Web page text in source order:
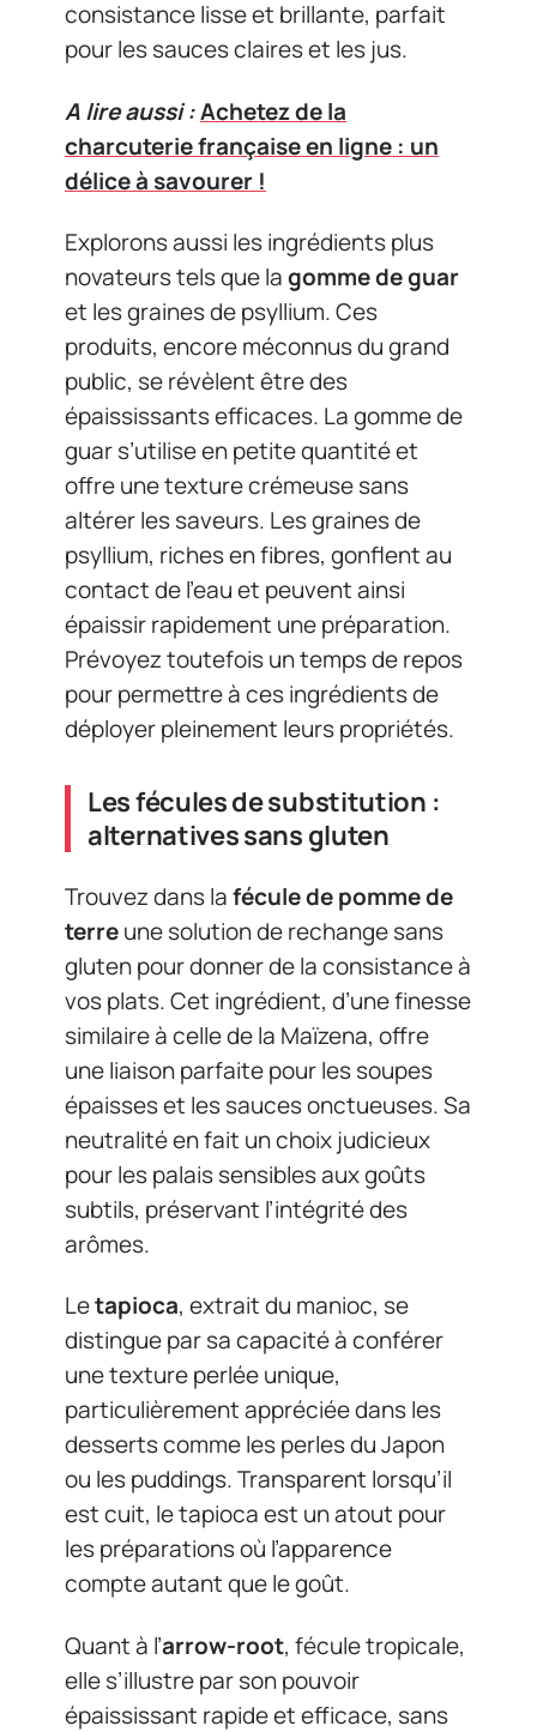
consistance lisse et brillante, parfait
pour les sauces claires et les jus.
A lire aussi :Achetez de la
charcuterie française en ligne : un
délice à savourer !
Explorons aussi les ingrédients plus
novateurs tels que lagomme de guar
et les graines de psyllium. Ces
produits, encore méconnus du grand
public, se révèlent être des
épaississants efficaces. La gomme de
guar s’utilise en petite quantité et
offre une texture crémeuse sans
altérer les saveurs. Les graines de
psyllium, riches en fibres, gonflent au
contact de l’eau et peuvent ainsi
épaissir rapidement une préparation.
Prévoyez toutefois un temps de repos
pour permettre à ces ingrédients de
déployer pleinement leurs propriétés.
Les fécules de substitution :
alternatives sans gluten
Trouvez dans lafécule de pomme de
terreune solution de rechange sans
gluten pour donner de la consistance à
vos plats. Cet ingrédient, d’une finesse
similaire à celle de la Maïzena, offre
une liaison parfaite pour les soupes
épaisses et les sauces onctueuses. Sa
neutralité en fait un choix judicieux
pour les palais sensibles aux goûts
subtils, préservant l’intégrité des
arômes.
Letapioca, extrait du manioc, se
distingue par sa capacité à conférer
une texture perlée unique,
particulièrement appréciée dans les
desserts comme les perles du Japon
ou les puddings. Transparent lorsqu’il
est cuit, le tapioca est un atout pour
les préparations où l’apparence
compte autant que le goût.
Quant à l’arrow-root, fécule tropicale,
elle s’illustre par son pouvoir
épaississant rapide et efficace, sans